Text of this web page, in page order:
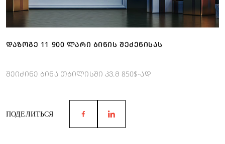
ᲓᲐᲖᲝᲒᲔ 11 900 ᲚᲐᲠᲘ ᲑᲘᲜᲘᲡ ᲨᲔᲫᲔᲜᲘᲡᲐᲡ
შეიძინე ბინა თბილისში კვ.მ 850$-ად
ПОДЕЛИТЬСЯ